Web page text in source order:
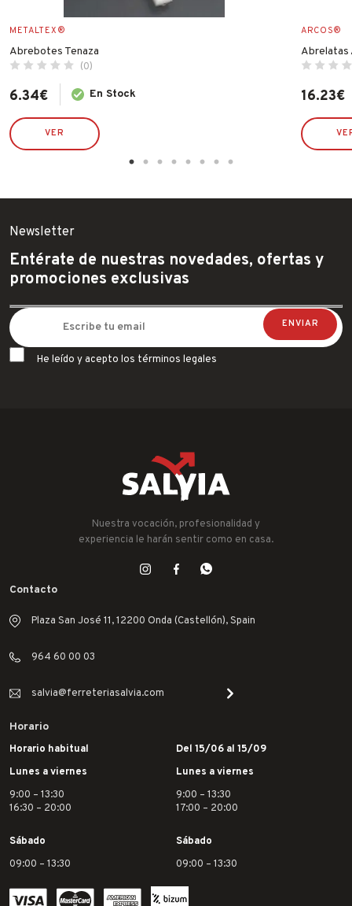
METALTEX®
Abrebotes Tenaza
(0)
6.34€ En Stock
VER
ARCOS®
Abrelatas
16.23€
Newsletter
Entérate de nuestras novedades, ofertas y
promociones exclusivas
He leído y acepto los términos legales
Nuestra vocación, profesionalidad y
experiencia le harán sentir como en casa.
Contacto
Plaza San José 11, 12200 Onda (Castellón), Spain
964 60 00 03
salvia@ferreteriasalvia.com
Horario
Horario habitual
Lunes a viernes
9:00 – 13:30
16:30 – 20:00
Sábado
09:00 – 13:30
Del 15/06 al 15/09
Lunes a viernes
9:00 – 13:30
17:00 – 20:00
Sábado
09:00 – 13:30